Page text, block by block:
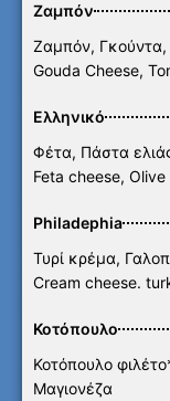
Ζαμπόν
Ζαμπόν,
Gouda Cheese,
Ελληνικό
Φέτα, Πάστα
Feta cheese,
Philadephia
Τυρί κρέμα,
Cream cheese.
Κοτόπουλο
Κοτόπουλο
Μαγιονέζα